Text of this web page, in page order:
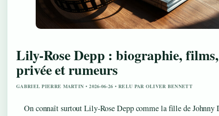
Lily-Rose Depp : biographie,
privée et rumeurs
GABRIEL PIERRE MARTIN • 2026-06-26 • RELU PAR OLIVER BENNETT
On connaît surtout Lily-Rose Depp comme la fille de Johnny